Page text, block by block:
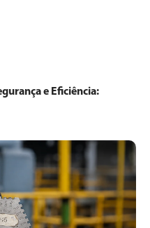
e Eficiência: